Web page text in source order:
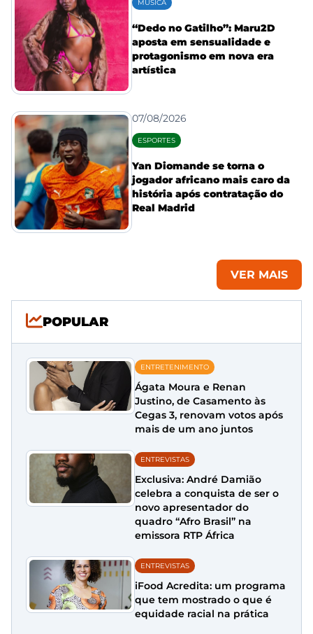
MÚSICA
“Dedo no Gatilho”: Maru2D
aposta em sensualidade e
protagonismo em nova era
artística
07/08/2026
ESPORTES
Yan Diomande se torna o
jogador africano mais caro da
história após contratação do
Real Madrid
VER MAIS
POPULAR
ENTRETENIMENTO
Ágata Moura e Renan
Justino, de Casamento às
Cegas 3, renovam votos após
mais de um ano juntos
ENTREVISTAS
Exclusiva: André Damião
celebra a conquista de ser o
novo apresentador do
quadro “Afro Brasil” na
emissora RTP África
ENTREVISTAS
iFood Acredita: um programa
que tem mostrado o que é
equidade racial na prática